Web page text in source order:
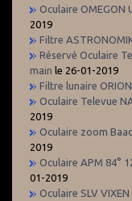
Oculaire OMEGON
2019
Filtre
Réservé Oculaire
main le 26-01-2019
Filtre lunaire
Oculaire Televue
2019
Oculaire zoom
2019
Oculaire APM 84°
01-2019
Oculaire SLV